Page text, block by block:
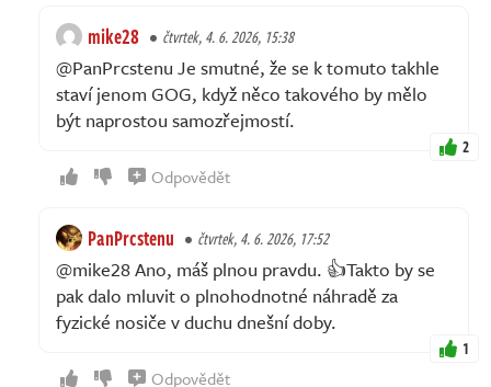
mike28 čtvrtek, 4. 6. 2026, 15:38
@PanPrcstenu Je smutné, že se k tomuto takhle
staví jenom GOG, když něco takového by mělo
být naprostou samozřejmostí.
2
Odpovědět
PanPrcstenu čtvrtek, 4. 6. 2026, 17:52
@mike28 Ano, máš plnou pravdu. 👍Takto by se
pak dalo mluvit o plnohodnotné náhradě za
fyzické nosiče v duchu dnešní doby.
1
Odpovědět